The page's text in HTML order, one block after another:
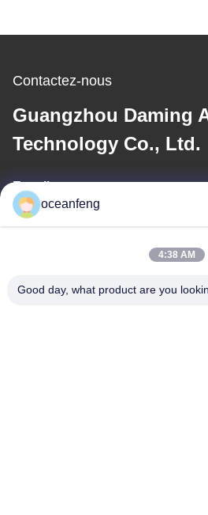
Contactez-nous
Guangzhou Daming
Technology Co., Ltd.
E-mail
oceanfeng
4:38 AM
Good day, what product are you